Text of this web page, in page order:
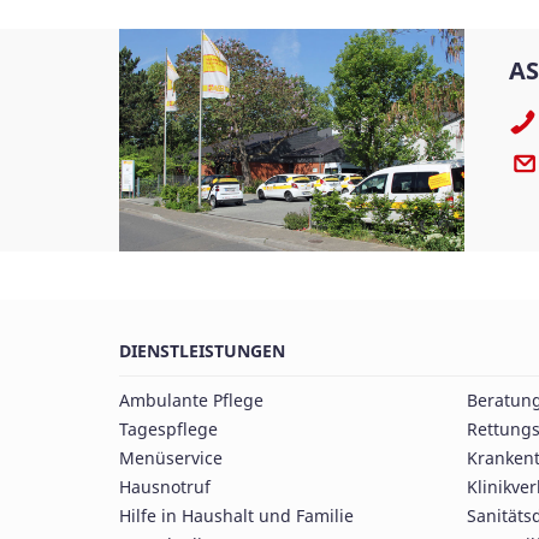
DIENSTLEISTUNGEN
Ambulante Pflege
Tagespflege
Menüservice
Hausnotruf
Hilfe in Haushalt und Familie